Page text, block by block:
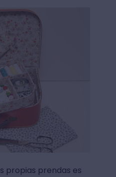
propias prendas es